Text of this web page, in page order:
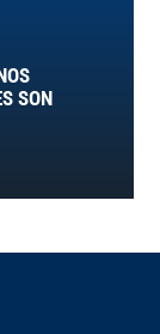
SON